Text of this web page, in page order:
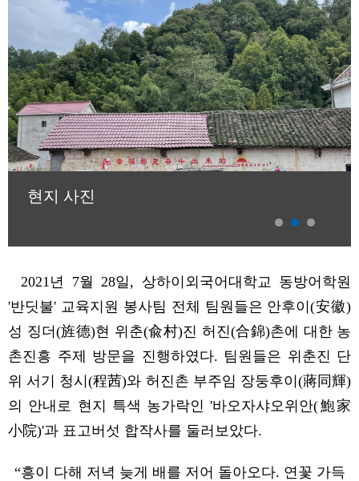
현지 사진
2021 년 7월 28일, 상하이외국어대학교
동방어학원
'반딧불' 교육지원 봉사팀 전체 팀원 들은 안후이(安徽)
성 징더(旌德)현 위춘(兪村)진 허진(合錦)촌에 대한 농
촌진흥 주제 방문을 진행하였다. 팀원 들은 위춘진 단
위 서기 청시(程茜)와 허진촌 부주임 장둥후이(蔣同輝)
의 안내로 현지 특색 농가락인 '바오자샤오위안(鮑家
小院)'과 표고버섯 합작사를 둘러보았다.
“흥이 다해 저녁 늦게 배를 저어 돌아오다. 연꽃 가득